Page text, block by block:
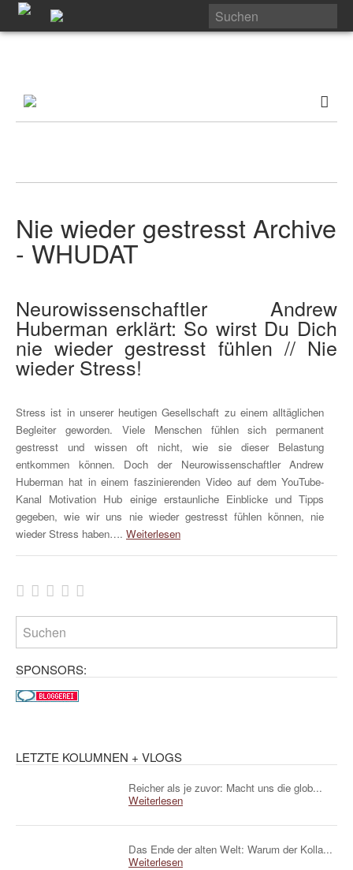
Nie wieder gestresst Archive
- WHUDAT
Neurowissenschaftler Andrew
Huberman erklärt: So wirst Du Dich
nie wieder gestresst fühlen // Nie
wieder Stress!
Stress ist in unserer heutigen Gesellschaft zu einem alltäglichen
Begleiter geworden. Viele Menschen fühlen sich permanent
gestresst und wissen oft nicht, wie sie dieser Belastung
entkommen können. Doch der Neurowissenschaftler Andrew
Huberman hat in einem faszinierenden Video auf dem YouTube-
Kanal Motivation Hub einige erstaunliche Einblicke und Tipps
gegeben, wie wir uns nie wieder gestresst fühlen können, nie
wieder Stress haben…. Weiterlesen
SPONSORS:
LETZTE KOLUMNEN + VLOGS
Reicher als je zuvor: Macht uns die glob...
Weiterlesen
Das Ende der alten Welt: Warum der Kolla...
Weiterlesen